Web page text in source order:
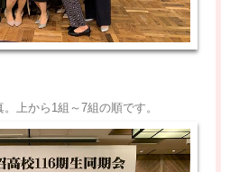
上から1組～7組の順です。